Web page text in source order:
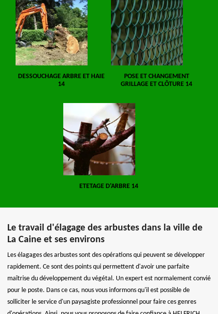
DESSOUCHAGE ARBRE ET HAIE
14
POSE ET CHANGEMENT
GRILLAGE ET CLÔTURE 14
ETETAGE D'ARBRE 14
Le travail d'élagage des arbustes dans la ville de
La Caine et ses environs
Les élagages des arbustes sont des opérations qui peuvent se développer
rapidement. Ce sont des points qui permettent d'avoir une parfaite
maîtrise du développement du végétal. Un expert est normalement convié
pour le poste. Dans ce cas, nous vous informons qu'il est possible de
solliciter le service d'un paysagiste professionnel pour faire ces genres